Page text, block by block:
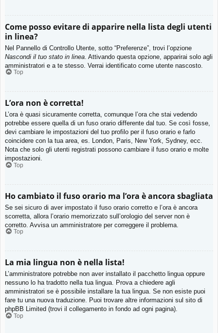
Come posso evitare di apparire nella lista degli utenti
in linea?
Nel Pannello di Controllo Utente, sotto “Preferenze”, trovi l’opzione
Nascondi il tuo stato in linea . Attivando questa opzione, apparirai solo agli
amministratori e a te stesso. Verrai identificato come utente nascosto.
Top
L’ora non è corretta!
L’ora è quasi sicuramente corretta, comunque l’ora che stai vedendo
potrebbe essere quella di un fuso orario differente dal tuo. Se così fosse,
devi cambiare le impostazioni del tuo profilo per il fuso orario e farlo
coincidere con la tua area, es. London, Paris, New York, Sydney, ecc.
Nota che solo gli utenti registrati possono cambiare il fuso orario e molte
impostazioni.
Top
Ho cambiato il fuso orario ma l’ora è ancora sbagliata
Se sei sicuro di aver impostato il fuso orario corretto e l’ora è ancora
scorretta, allora l’orario memorizzato sull’orologio del server non è
corretto. Avvisa un amministratore per correggere il problema.
Top
La mia lingua non è nella lista!
L’amministratore potrebbe non aver installato il pacchetto lingua oppure
nessuno lo ha tradotto nella tua lingua. Prova a chiedere agli
amministratori se è possibile installare la tua lingua. Se non esiste puoi
fare tu una nuova traduzione. Puoi trovare altre informazioni sul sito di
phpBB Limited (trovi il collegamento in fondo ad ogni pagina).
Top